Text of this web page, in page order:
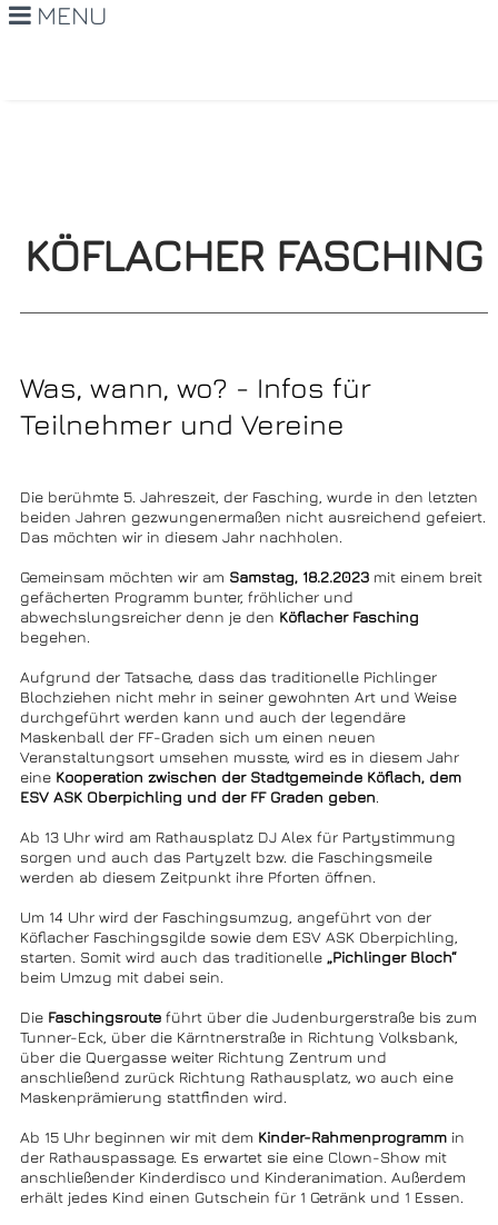
MENU
KÖFLACHER FASCHING
Was, wann, wo? - Infos für
Teilnehmer und Vereine
Die berühmte 5. Jahreszeit, der Fasching, wurde in den letzten
beiden Jahren gezwungenermaßen nicht ausreichend gefeiert.
Das möchten wir in diesem Jahr nachholen.
Gemeinsam möchten wir am Samstag, 18.2.2023mit einem breit
gefächerten Programm bunter, fröhlicher und
abwechslungsreicher denn je den Köflacher Fasching
begehen.
Aufgrund der Tatsache, dass das traditionelle Pichlinger
Blochziehen nicht mehr in seiner gewohnten Art und Weise
durchgeführt werden kann und auch der legendäre
Maskenball der FF-Graden sich um einen neuen
Veranstaltungsort umsehen musste, wird es in diesem Jahr
eine Kooperation zwischen der Stadtgemeinde Köflach, dem
ESV ASK Oberpichling und der FF Graden geben
Ab 13 Uhr wird am Rathausplatz DJ Alex für Partystimmung
sorgen und auch das Partyzelt bzw. die Faschingsmeile
werden ab diesem Zeitpunkt ihre Pforten öffnen.
Um 14 Uhr wird der Faschingsumzug, angeführt von der
Köflacher Faschingsgilde sowie dem ESV ASK Oberpichling,
starten. Somit wird auch das traditionelle „Pichlinger Bloch“
beim Umzug mit dabei sein.
Die Faschingsrouteführt über die Judenburgerstraße bis zum
Tunner-Eck, über die Kärntnerstraße in Richtung Volksbank,
über die Quergasse weiter Richtung Zentrum und
anschließend zurück Richtung Rathausplatz, wo auch eine
Maskenprämierung stattfinden wird.
Ab 15 Uhr beginnen wir mit dem Kinder-Rahmenprogrammin
der Rathauspassage. Es erwartet sie eine Clown-Show mit
anschließender Kinderdisco und Kinderanimation. Außerdem
erhält jedes Kind einen Gutschein für 1 Getränk und 1 Essen.